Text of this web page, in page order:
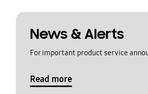
News & Alerts
For important product service
Read more